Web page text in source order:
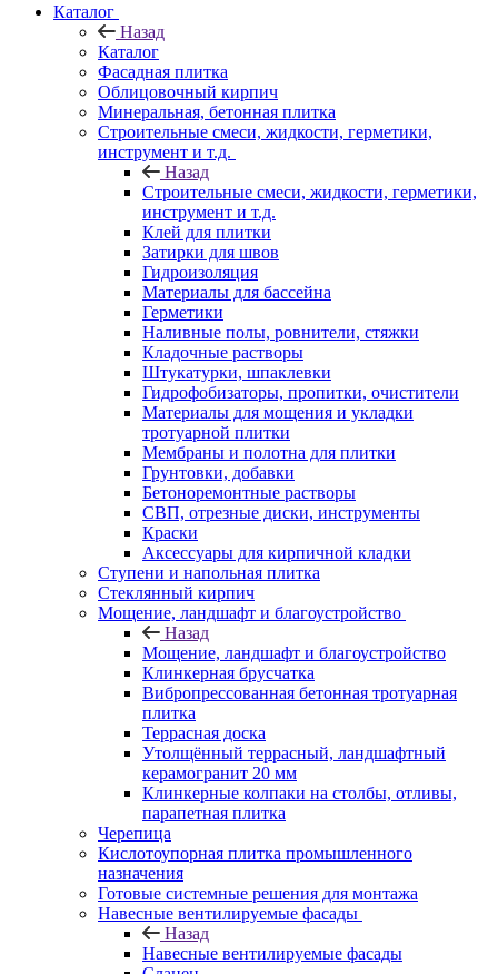
Каталог
Назад
Каталог
Фасадная плитка
Облицовочный кирпич
Минеральная, бетонная плитка
Строительные смеси, жидкости, герметики,
инструмент и т.д.
Назад
Строительные смеси, жидкости, герметики,
инструмент и т.д.
Клей для плитки
Затирки для швов
Гидроизоляция
Материалы для бассейна
Герметики
Наливные полы, ровнители, стяжки
Кладочные растворы
Штукатурки, шпаклевки
Гидрофобизаторы, пропитки, очистители
Материалы для мощения и укладки
тротуарной плитки
Мембраны и полотна для плитки
Грунтовки, добавки
Бетоноремонтные растворы
СВП, отрезные диски, инструменты
Краски
Аксессуары для кирпичной кладки
Ступени и напольная плитка
Cтеклянный кирпич
Мощение, ландшафт и благоустройство
Назад
Мощение, ландшафт и благоустройство
Клинкерная брусчатка
Вибропрессованная бетонная тротуарная
плитка
Террасная доска
Утолщённый террасный, ландшафтный
керамогранит 20 мм
Клинкерные колпаки на столбы, отливы,
парапетная плитка
Черепица
Кислотоупорная плитка промышленного
назначения
Готовые системные решения для монтажа
Навесные вентилируемые фасады
Назад
Навесные вентилируемые фасады